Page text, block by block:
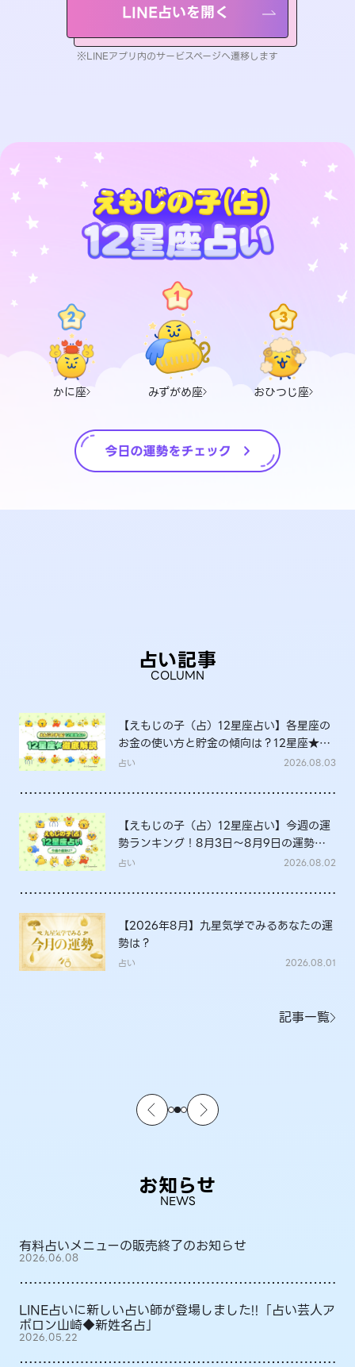
LINE占いを開く
※LINEアプリ内のサービスページへ遷移します
かに座 みずがめ座 おひつじ座
占い記事
COLUMN
【えもじの子（占）12星座占い】各星座の
お金の使い方と貯金の傾向は？12星座★徹
底解説
占い 2026.08.03
【えもじの子（占）12星座占い】今週の運
勢ランキング！8月3日～8月9日の運勢
は？
占い 2026.08.02
【2026年8月】九星気学でみるあなたの運
勢は？
占い 2026.08.01
記事一覧
お知らせ
NEWS
有料占いメニューの販売終了のお知らせ
2026.06.08
LINE占いに新しい占い師が登場しました!!「占い芸人ア
ポロン山崎◆新姓名占」
2026.05.22